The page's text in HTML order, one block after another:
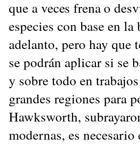
que aveces frena o
especies con base en
adelanto, pero hay que
se podrán aplicar si se
y sobre todo en
grandes regiones para
Hawksworth,
modernas, es